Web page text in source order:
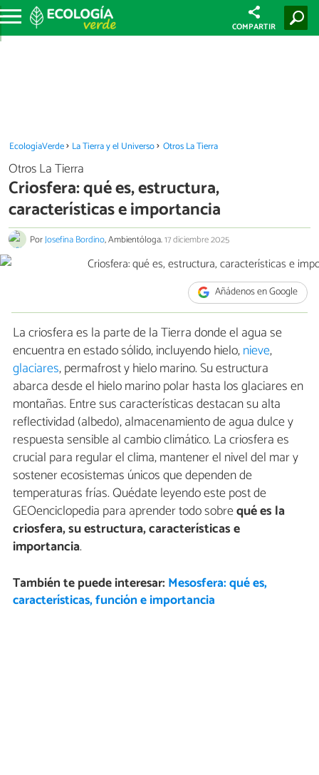
COMPARTIR
EcologíaVerde La Tierra y el Universo Otros La Tierra
Otros La Tierra
Criosfera: qué es, estructura,
características e importancia
PorJosefina Bordino, Ambientóloga.17 diciembre 2025
Añádenos en Google
La criosfera es la parte de la Tierra donde el agua se
encuentra en estado sólido, incluyendo hielo,nieve,
glaciares, permafrost y hielo marino. Su estructura
abarca desde el hielo marino polar hasta los glaciares en
montañas. Entre sus características destacan su alta
reflectividad (albedo), almacenamiento de agua dulce y
respuesta sensible al cambio climático. La criosfera es
crucial para regular el clima, mantener el nivel del mar y
sostener ecosistemas únicos que dependen de
temperaturas frías. Quédate leyendo este post de
GEOenciclopedia para aprender todo sobrequé es la
criosfera, su estructura, características e
importancia.
También te puede interesar: Mesosfera: qué es,
características, función e importancia